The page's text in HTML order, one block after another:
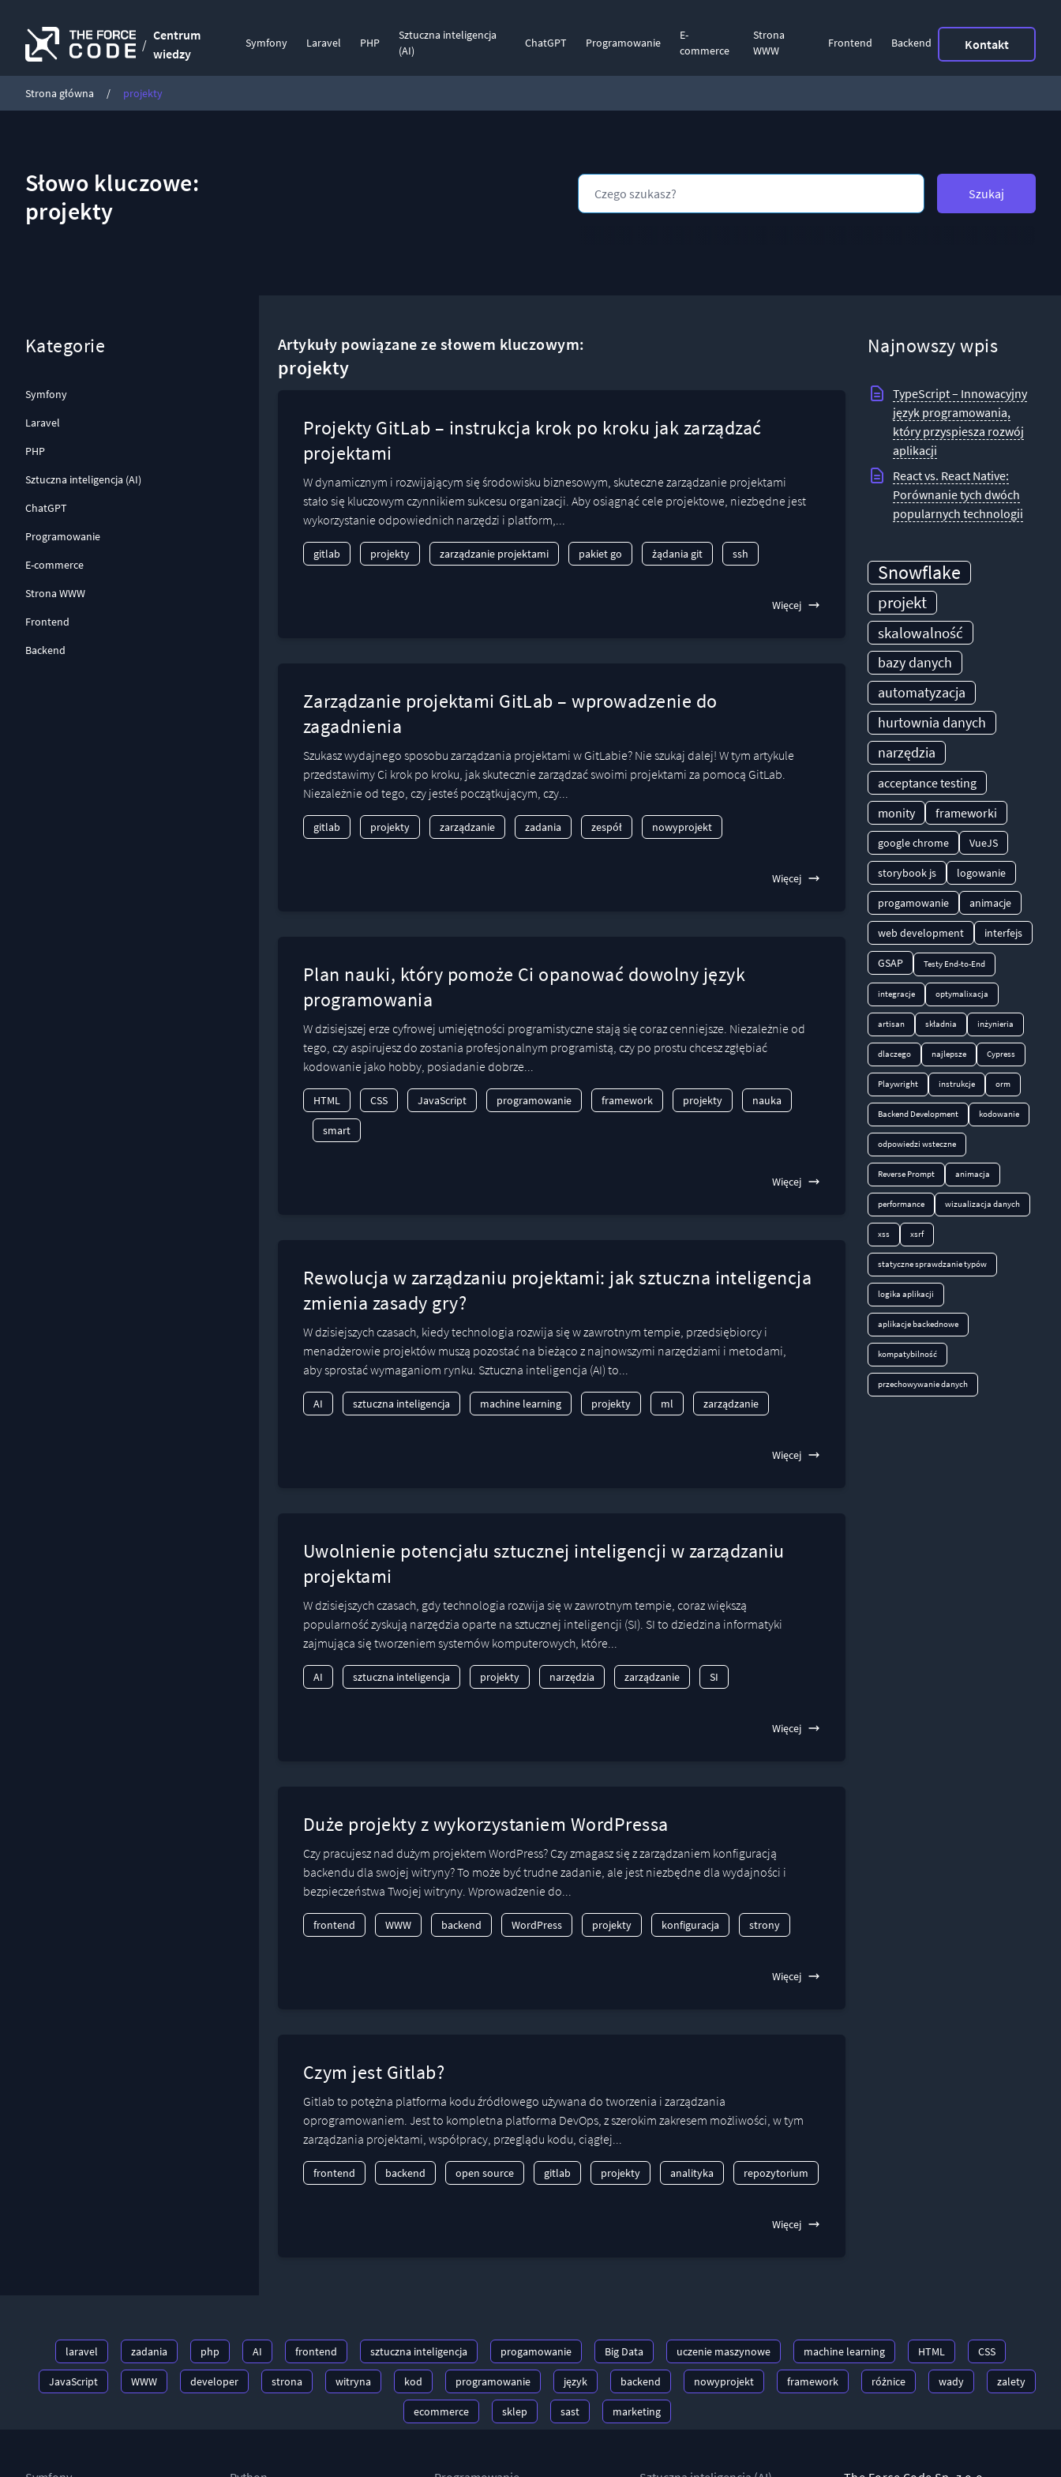
/
Centrum
wiedzy
Symfony Laravel PHP
Sztuczna inteligencja
(AI)
ChatGPT Programowanie
E-
commerce
Strona
WWW
Frontend Backend Kontakt
Strona główna / projekty
Słowo kluczowe:
projekty
Szukaj
Kategorie
Symfony
Laravel
PHP
Sztuczna inteligencja (AI)
ChatGPT
Programowanie
E-commerce
Strona WWW
Frontend
Backend
Artykuły powiązane ze słowem kluczowym:
projekty
Projekty GitLab – instrukcja krok po kroku jak zarządzać
projektami
W dynamicznym i rozwijającym się środowisku biznesowym, skuteczne zarządzanie projektami
stało się kluczowym czynnikiem sukcesu organizacji. Aby osiągnąć cele projektowe, niezbędne jest
wykorzystanie odpowiednich narzędzi i platform,...
gitlab projekty zarządzanie projektami pakiet go żądania git ssh
Więcej
Zarządzanie projektami GitLab – wprowadzenie do
zagadnienia
Szukasz wydajnego sposobu zarządzania projektami w GitLabie? Nie szukaj dalej! W tym artykule
przedstawimy Ci krok po kroku, jak skutecznie zarządzać swoimi projektami za pomocą GitLab.
Niezależnie od tego, czy jesteś początkującym, czy...
gitlab projekty zarządzanie zadania zespół nowyprojekt
Więcej
Plan nauki, który pomoże Ci opanować dowolny język
programowania
W dzisiejszej erze cyfrowej umiejętności programistyczne stają się coraz cenniejsze. Niezależnie od
tego, czy aspirujesz do zostania profesjonalnym programistą, czy po prostu chcesz zgłębiać
kodowanie jako hobby, posiadanie dobrze...
HTML CSS JavaScript programowanie framework projekty nauka
smart
Więcej
Rewolucja w zarządzaniu projektami: jak sztuczna inteligencja
zmienia zasady gry?
W dzisiejszych czasach, kiedy technologia rozwija się w zawrotnym tempie, przedsiębiorcy i
menadżerowie projektów muszą pozostać na bieżąco z najnowszymi narzędziami i metodami,
aby sprostać wymaganiom rynku. Sztuczna inteligencja (AI) to...
AI sztuczna inteligencja machine learning projekty ml zarządzanie
Więcej
Uwolnienie potencjału sztucznej inteligencji w zarządzaniu
projektami
W dzisiejszych czasach, gdy technologia rozwija się w zawrotnym tempie, coraz większą
popularność zyskują narzędzia oparte na sztucznej inteligencji (SI). SI to dziedzina informatyki
zajmująca się tworzeniem systemów komputerowych, które...
AI sztuczna inteligencja projekty narzędzia zarządzanie SI
Więcej
Duże projekty z wykorzystaniem WordPressa
Czy pracujesz nad dużym projektem WordPress? Czy zmagasz się z zarządzaniem konfiguracją
backendu dla swojej witryny? To może być trudne zadanie, ale jest niezbędne dla wydajności i
bezpieczeństwa Twojej witryny. Wprowadzenie do...
frontend WWW backend WordPress projekty konfiguracja strony
Więcej
Czym jest Gitlab?
Gitlab to potężna platforma kodu źródłowego używana do tworzenia i zarządzania
oprogramowaniem. Jest to kompletna platforma DevOps, z szerokim zakresem możliwości, w tym
zarządzania projektami, współpracy, przeglądu kodu, ciągłej...
frontend backend open source gitlab projekty analityka repozytorium
Więcej
Najnowszy wpis
TypeScript – Innowacyjny
język programowania,
który przyspiesza rozwój
aplikacji
React vs. React Native:
Porównanie tych dwóch
popularnych technologii
Snowflake
projekt
skalowalność
bazy danych
automatyzacja
hurtownia danych
narzędzia
acceptance testing
monity
frameworki
google chrome VueJS
storybook js logowanie
progamowanie animacje
web development interfejs
GSAP Testy End-to-End
integracje optymalixacja
artisan składnia inżynieria
dlaczego najlepsze Cypress
Playwright instrukcje orm
Backend Development kodowanie
odpowiedzi wsteczne
Reverse Prompt animacja
performance wizualizacja danych
xss xsrf
statyczne sprawdzanie typów
logika aplikacji
aplikacje backednowe
kompatybilność
przechowywanie danych
laravel zadania php AI frontend sztuczna inteligencja progamowanie Big Data uczenie maszynowe machine learning HTML CSS
JavaScript WWW developer strona witryna kod programowanie język backend nowyprojekt framework różnice wady zalety
ecommerce sklep sast marketing